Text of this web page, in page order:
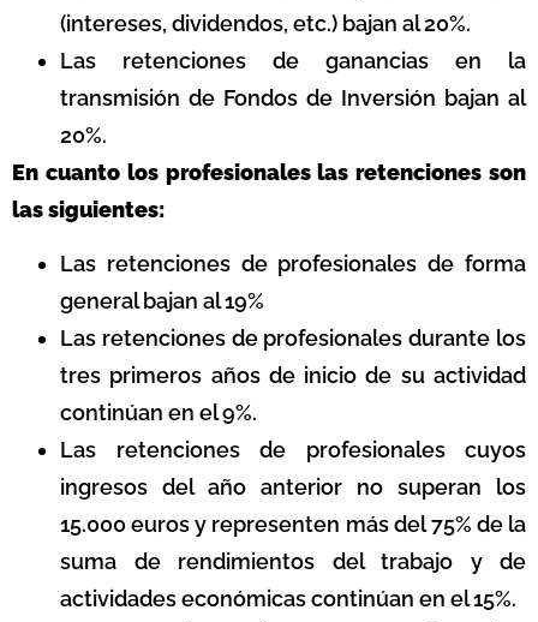
(intereses, dividendos, etc.) bajan al 20%.
Las retenciones de ganancias en la
transmisión de Fondos de Inversión bajan al
20%.
En cuanto los profesionales las retenciones son
las siguientes:
Las retenciones de profesionales de forma
general bajan al 19%
Las retenciones de profesionales durante los
tres primeros años de inicio de su actividad
continúan en el 9%.
Las retenciones de profesionales cuyos
ingresos del año anterior no superan los
15.000 euros y representen más del 75% de la
suma de rendimientos del trabajo y de
actividades económicas continúan en el 15%.